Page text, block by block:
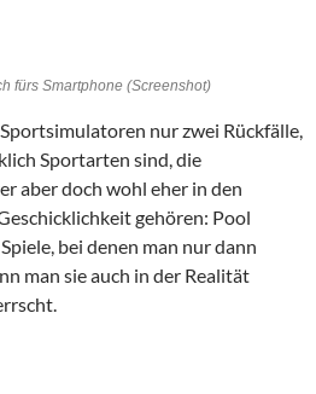
fürs Smartphone (Screenshot)
nur zwei Rückfälle,
Sportarten sind, die
aber doch wohl eher in den
gehören: Pool
bei denen man nur dann
man sie auch in der Realität